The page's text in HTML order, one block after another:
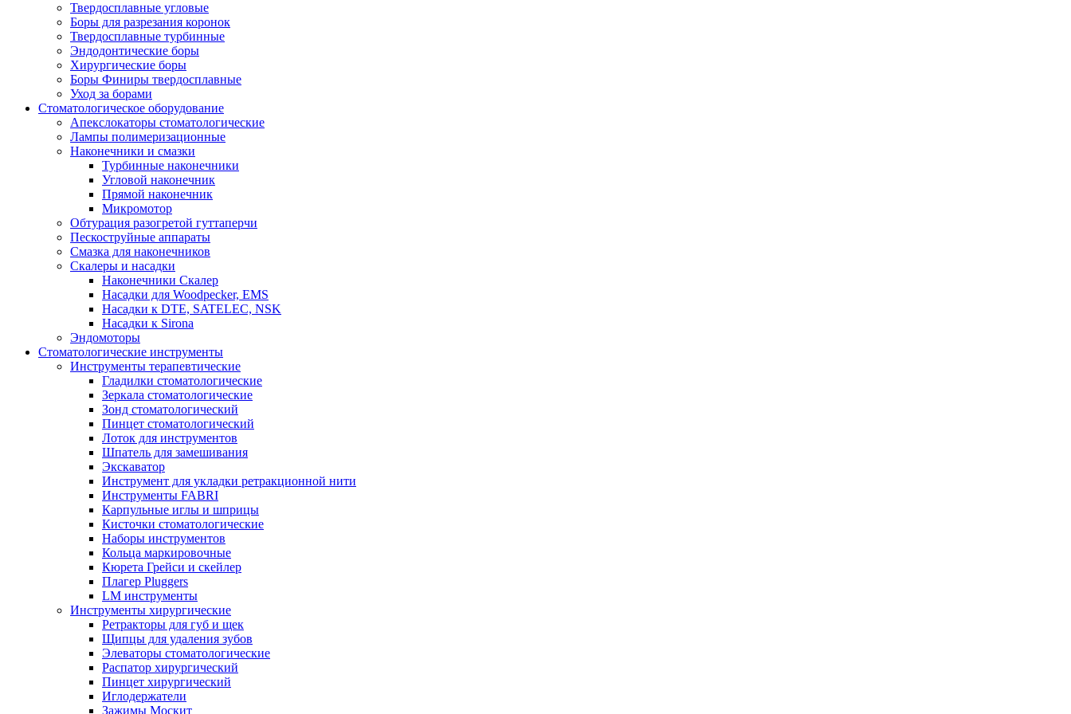
Твердосплавные угловые
Боры для разрезания коронок
Твердосплавные турбинные
Эндодонтические боры
Хирургические боры
Боры Финиры твердосплавные
Уход за борами
Стоматологическое оборудование
Апекслокаторы стоматологические
Лампы полимеризационные
Наконечники и смазки
Турбинные наконечники
Угловой наконечник
Прямой наконечник
Микромотор
Обтурация разогретой гуттаперчи
Пескоструйные аппараты
Смазка для наконечников
Скалеры и насадки
Наконечники Скалер
Насадки для Woodpecker, EMS
Насадки к DTE, SATELEC, NSK
Насадки к Sirona
Эндомоторы
Стоматологические инструменты
Инструменты терапевтические
Гладилки стоматологические
Зеркала стоматологические
Зонд стоматологический
Пинцет стоматологический
Лоток для инструментов
Шпатель для замешивания
Экскаватор
Инструмент для укладки ретракционной нити
Инструменты FABRI
Карпульные иглы и шприцы
Кисточки стоматологические
Наборы инструментов
Кольца маркировочные
Кюрета Грейси и скейлер
Плагер Pluggers
LM инструменты
Инструменты хирургические
Ретракторы для губ и щек
Щипцы для удаления зубов
Элеваторы стоматологические
Распатор хирургический
Пинцет хирургический
Иглодержатели
Зажимы Москит